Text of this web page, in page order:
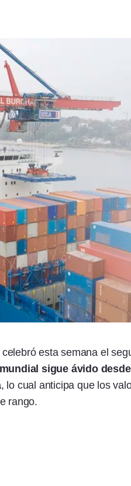
esta semana el
sigue ávido
, lo cual anticipa que los
rango.